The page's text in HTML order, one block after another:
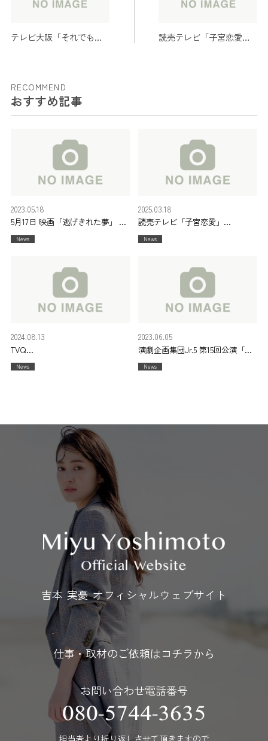
テレビ大阪「それでも俺
読売テレビ「子宮恋愛」
RECOMMEND
おすすめ記事
5月17日 映画「逃げきれた夢」 完
成披露舞台挨拶
2023.05.18
News
読売テレビ「子宮恋愛」
2025年4月10日(木)24時59分~
2025.03.18
News
TVQ
「関門海峡花火大会 2024」
2024年8月13日(火)18時55分~
2024.08.13
News
演劇企画集団Jr.5 第15回公演「明
けない夜明け」
日時:2023年7月14日(金)~20日(木)
2023.06.05
News
吉本 実憂 オフィシャルウェブサイト
仕事・取材のご依頼はコチラから
お問い合わせ電話番号
080-5744-3635
担当者より折り返しさせて頂きますので